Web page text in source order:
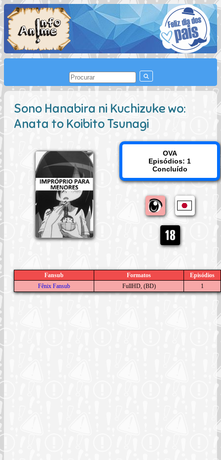
Sono Hanabira ni Kuchizuke wo:
Anata to Koibito Tsunagi
OVA
Episódios: 1
Concluído
Fansub Formatos
Episódios
Fênix Fansub
FullHD, (BD) 1